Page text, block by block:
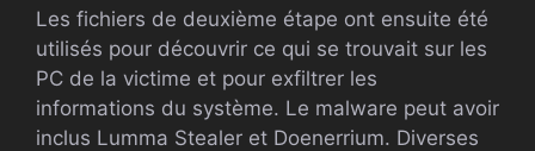
Les fichiers de deuxième étape ont ensuite été
utilisés pour découvrir ce qui se trouvait sur les
PC de la victime et pour exfiltrer les
informations du système. Le malware peut avoir
inclus Lumma Stealer et Doenerrium. Diverses